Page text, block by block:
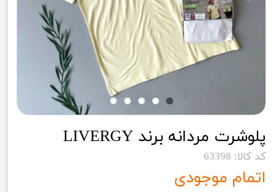
پلوشرت مردانه برند LIVERGY
کد کالا: 63398
اتمام موجودی